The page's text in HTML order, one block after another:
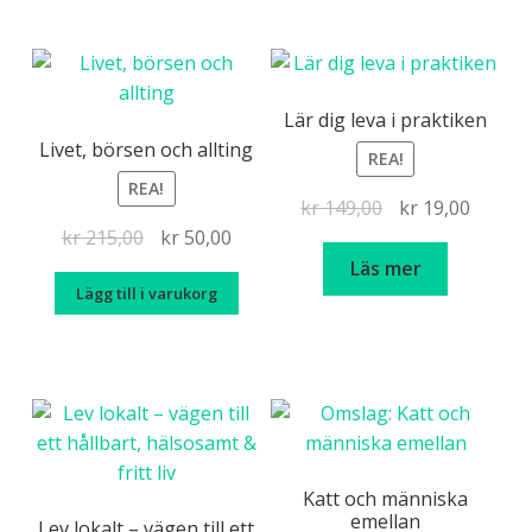
Livet, börsen och allting
REA!
kr215,00
Det
ursprungliga
priset
kr50,00Det
nuvarande
Lägg till i varukorg
Lär dig leva i praktiken
REA!
kr149,00
Det
ursprungliga
priset
var:
kr 19,00
Läs mer
Katt och människa
emellan